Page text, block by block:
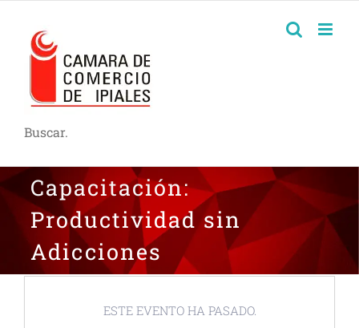
Buscar.
Capacitación:
Productividad sin
Adicciones
ESTE EVENTO HA PASADO.